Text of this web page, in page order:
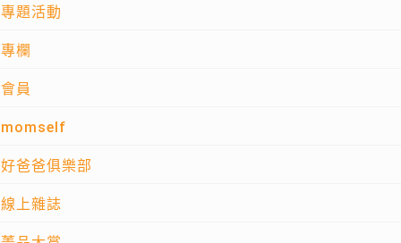
專題活動
專欄
會員
momself
好爸爸俱樂部
線上雜誌